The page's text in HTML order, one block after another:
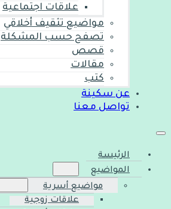
علاقات اجتماعية
مواضيع تثقيف أخلاقي
تصفح حسب المشكلة
قصص
مقالات
كتب
عن سكينة
تواصل معنا
الرئيسة
المواضيع
مواضيع أسرية
علاقات زوجية